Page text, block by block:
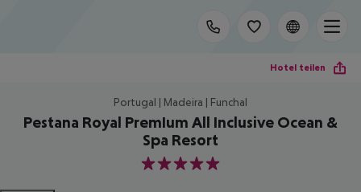
Hotel teilen
Portugal | Madeira | Funchal
Pestana Royal PremIum All Inclusive Ocean &
Spa Resort
5